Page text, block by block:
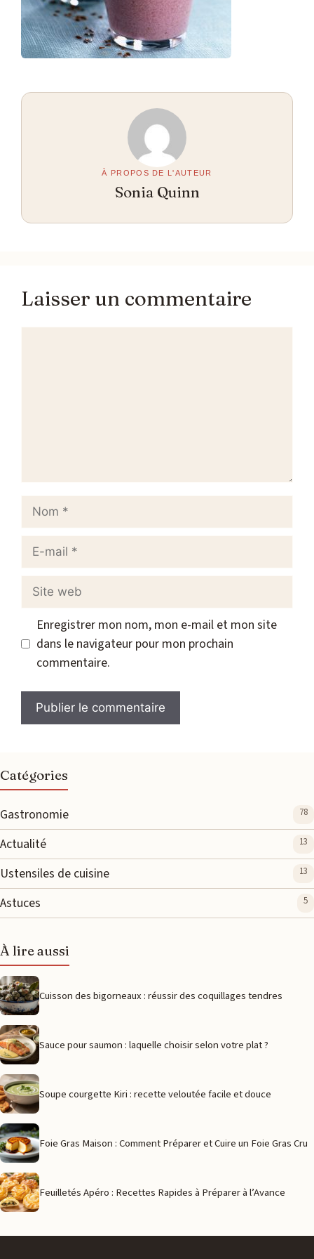
À PROPOS DE L'AUTEUR
Sonia Quinn
Laisser un commentaire
Nom
Site
Enregistrer mon nom, mon e-mail et mon site
dans le navigateur pour mon prochain
commentaire.
Catégories
Gastronomie 78
Actualité 13
Ustensiles de cuisine 13
Astuces 5
À lire aussi
Cuisson des bigorneaux : réussir des coquillages tendres
Sauce pour saumon : laquelle choisir selon votre plat ?
Soupe courgette Kiri : recette veloutée facile et douce
Foie Gras Maison : Comment Préparer et Cuire un Foie Gras Cru
Feuilletés Apéro : Recettes Rapides à Préparer à l’Avance